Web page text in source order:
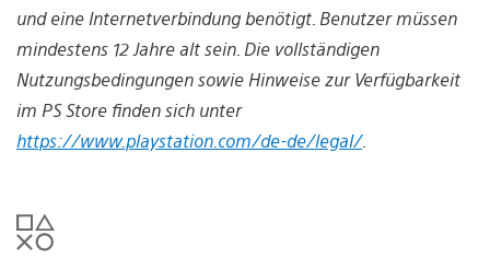
und eine Internetverbindung benötigt. Benutzer müssen
mindestens 12 Jahre alt sein. Die vollständigen
Nutzungsbedingungen sowie Hinweise zur Verfügbarkeit
im PS Store finden sich unter
https://www.playstation.com/de-de/legal/.